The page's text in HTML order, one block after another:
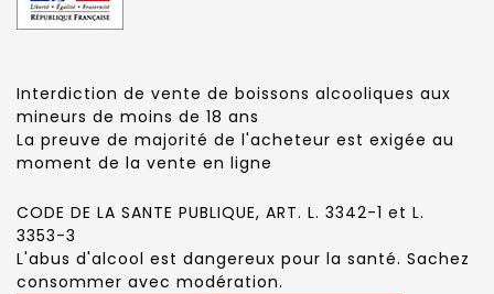
Interdiction de vente de boissons alcooliques aux
mineurs de moins de 18 ans
La preuve de majorité de l'acheteur est exigée au
moment de la vente en ligne
CODE DE LA SANTE PUBLIQUE, ART. L. 3342-1 et L.
3353-3
L'abus d'alcool est dangereux pour la santé. Sachez
consommer avec modération.